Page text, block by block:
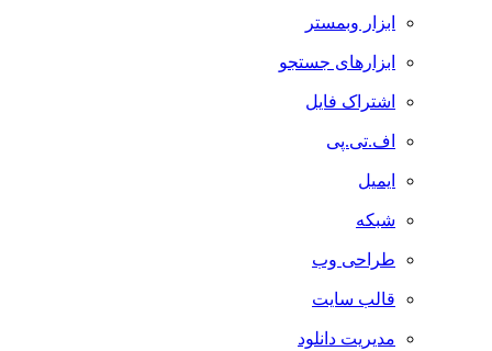
ابزار وبمستر
ابزارهای جستجو
اشتراک فایل
اف.تی.پی
ایمیل
شبکه
طراحی وب
قالب سایت
مدیریت دانلود